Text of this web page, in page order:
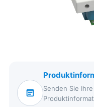
Senden Sie